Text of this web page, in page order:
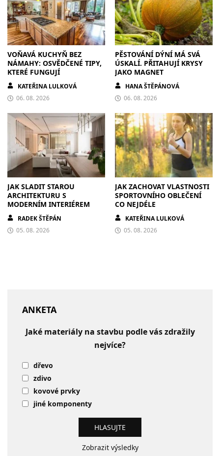
VOŇAVÁ KUCHYŇ BEZ
NÁMAHY: OSVĚDČENÉ TIPY,
KTERÉ FUNGUJÍ
KATEŘINA LULKOVÁ
06. 08. 2026
PĚSTOVÁNÍ DÝNÍ MÁ SVÁ
ÚSKALÍ. PŘITAHUJÍ KRYSY
JAKO MAGNET
HANA ŠTĚPÁNOVÁ
06. 08. 2026
JAK SLADIT STAROU
ARCHITEKTURU S
MODERNÍM INTERIÉREM
RADEK ŠTĚPÁN
05. 08. 2026
JAK ZACHOVAT VLASTNOSTI
SPORTOVNÍHO OBLEČENÍ
CO NEJDÉLE
KATEŘINA LULKOVÁ
05. 08. 2026
ANKETA
Jaké materiály na stavbu podle vás zdražily
nejvíce?
dřevo
zdivo
kovové prvky
jiné komponenty
Zobrazit výsledky